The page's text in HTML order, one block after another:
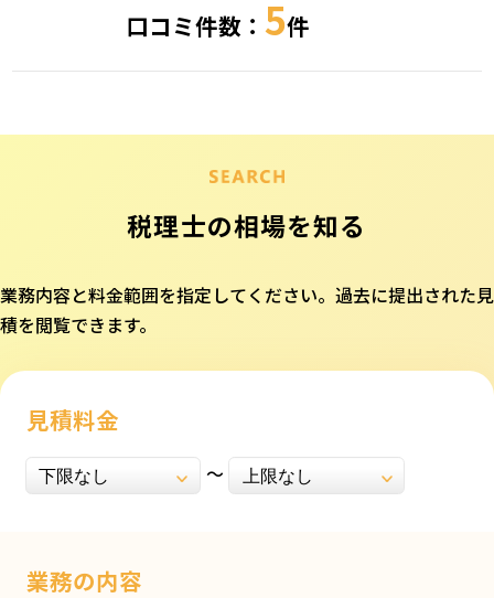
口コミ件数： 5件
税理士の相場を知る
業務内容と料金範囲を指定してください。過去に提出された見
積を閲覧できます。
見積料金
業務の内容